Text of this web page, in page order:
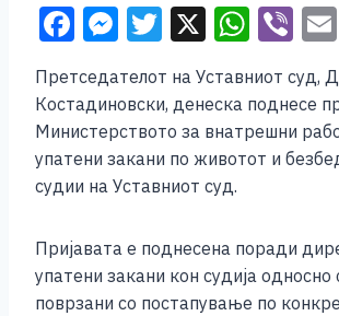
F
c
e
b
o
o
k
M
ss
e
n
g
er
T
wi
tt
er
X W
at
s
A
p
Vi
er
Претседателот на Уставниот суд,
Костадиновски, денеска поднесе
Министерството за внатрешни
упатени закани по животот и
судии на Уставниот суд.
Пријавата е поднесена поради
упатени закани кон судија односно
поврзани со постапување по